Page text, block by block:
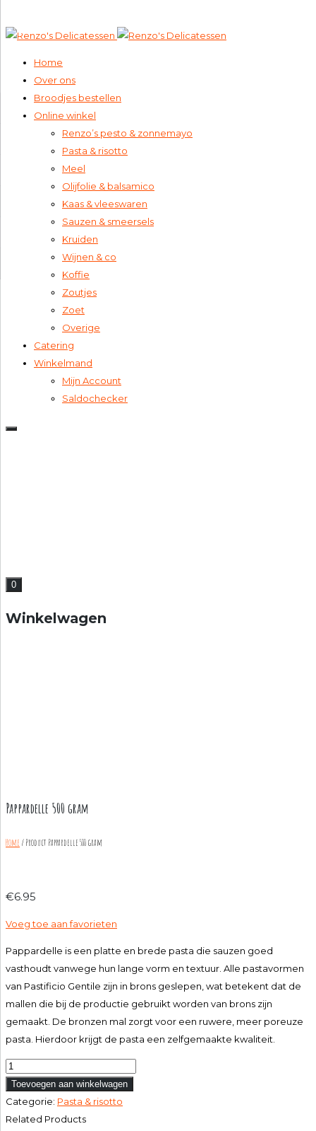
Home
Over ons
Broodjes bestellen
Online winkel
Renzo’s pesto & zonnemayo
Pasta & risotto
Meel
Olijfolie & balsamico
Kaas & vleeswaren
Sauzen & smeersels
Kruiden
Wijnen & co
Koffie
Zoutjes
Zoet
Overige
Catering
Winkelmand
Mijn Account
Saldochecker
0
Winkelwagen
Pappardelle 500 gram
Home / Product Pappardelle 500 gram
€6.95
Voeg toe aan favorieten
Pappardelle is een platte en brede pasta die sauzen goed
vasthoudt vanwege hun lange vorm en textuur. Alle pastavormen
van Pastificio Gentile zijn in brons geslepen, wat betekent dat de
mallen die bij de productie gebruikt worden van brons zijn
gemaakt. De bronzen mal zorgt voor een ruwere, meer poreuze
pasta. Hierdoor krijgt de pasta een zelfgemaakte kwaliteit.
Pappardelle
500
gram
aantal
Toevoegen aan winkelwagen
Categorie: Pasta & risotto
Related Products